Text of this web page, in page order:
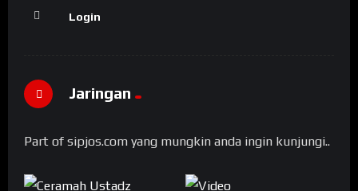
Login
Jaringan
Part of sipjos.com yang mungkin anda ingin kunjungi..